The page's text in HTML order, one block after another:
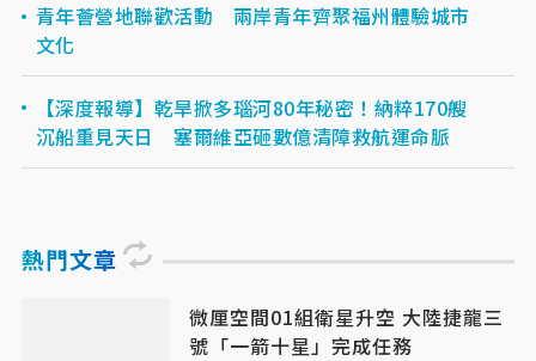
青年薈營地聯歡活動 兩岸青年齊聚福州體驗城市
文化
【深度報導】乾旱掀多瑙河80年秘密！納粹170艘
沉船重見天日 塞爾維亞砸數億清障救航運命脈
熱門文章
微厘空間01組衛星升空 大陸捷龍三
號「一箭十星」完成任務